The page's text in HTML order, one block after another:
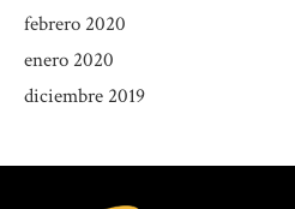
febrero 2020
enero 2020
diciembre 2019